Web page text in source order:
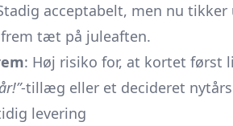
acceptabelt, men nu
tæt på juleaften.
: Høj risiko for, at kortet først
-tillæg eller et decideret
levering